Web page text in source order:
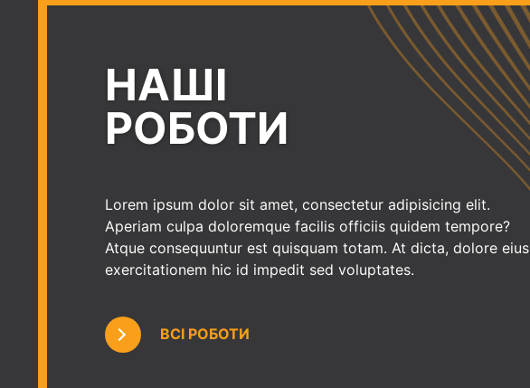
НАШІ
РОБОТИ
Lorem ipsum dolor sit amet, consectetur adipisicing elit.
Aperiam culpa doloremque facilis officiis quidem tempore?
Atque consequuntur est quisquam totam. At dicta, dolore eius
exercitationem hic id impedit sed voluptates.
ВСІ РОБОТИ